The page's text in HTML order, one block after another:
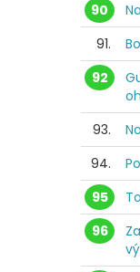
90
91.
92
93.
94.
95
96